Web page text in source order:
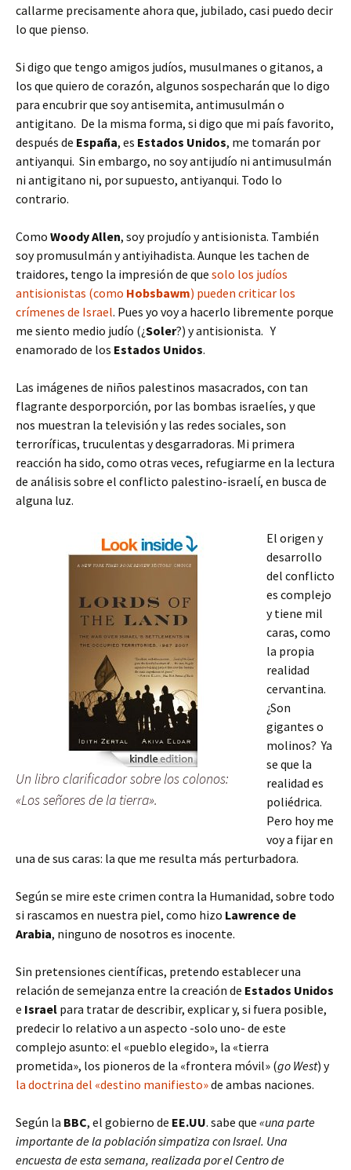
callarme precisamente ahora que, jubilado, casi puedo decir
lo que pienso.
Si digo que tengo amigos judíos, musulmanes o gitanos, a
los que quiero de corazón, algunos sospecharán que lo digo
para encubrir que soy antisemita, antimusulmán o
antigitano. De la misma forma, si digo que mi país favorito,
después de España, es Estados Unidos, me tomarán por
antiyanqui. Sin embargo, no soy antijudío ni antimusulmán
ni antigitano ni, por supuesto, antiyanqui. Todo lo
contrario.
Como Woody Allen, soy projudío y antisionista. También
soy promusulmán y antiyihadista. Aunque les tachen de
traidores, tengo la impresión de que solo los judíos
antisionistas (como Hobsbawm) pueden criticar los
crímenes de Israel. Pues yo voy a hacerlo libremente porque
me siento medio judío (¿Soler?) y antisionista. Y
enamorado de los Estados Unidos.
Las imágenes de niños palestinos masacrados, con tan
flagrante desporporción, por las bombas israelíes, y que
nos muestran la televisión y las redes sociales, son
terroríficas, truculentas y desgarradoras. Mi primera
reacción ha sido, como otras veces, refugiarme en la lectura
de análisis sobre el conflicto palestino-israelí, en busca de
alguna luz.
Un libro clarificador sobre los colonos:
«Los señores de la tierra».
El origen y
desarrollo
del conflicto
es complejo
y tiene mil
caras, como
la propia
realidad
cervantina.
¿Son
gigantes o
molinos? Ya
se que la
realidad es
poliédrica.
Pero hoy me
voy a fijar en
una de sus caras: la que me resulta más perturbadora.
Según se mire este crimen contra la Humanidad, sobre todo
si rascamos en nuestra piel, como hizo Lawrence de
Arabia, ninguno de nosotros es inocente.
Sin pretensiones científicas, pretendo establecer una
relación de semejanza entre la creación de Estados Unidos
e Israel para tratar de describir, explicar y, si fuera posible,
predecir lo relativo a un aspecto -solo uno- de este
complejo asunto: el «pueblo elegido», la «tierra
prometida», los pioneros de la «frontera móvil» (go West) y
la doctrina del «destino manifiesto»de ambas naciones.
Según la BBC, el gobierno de EE.UU. sabe que «una parte
importante de la población simpatiza con Israel. Una
encuesta de esta semana, realizada por el Centro de